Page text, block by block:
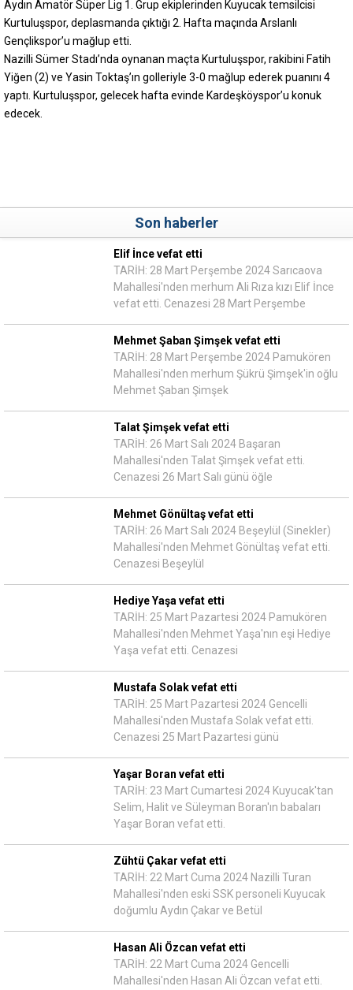
Aydın Amatör Süper Lig 1. Grup ekiplerinden Kuyucak temsilcisi
Kurtuluşspor, deplasmanda çıktığı 2. Hafta maçında Arslanlı
Gençlikspor’u mağlup etti.
Nazilli Sümer Stadı’nda oynanan maçta Kurtuluşspor, rakibini Fatih
Yiğen (2) ve Yasin Toktaş’ın golleriyle 3-0 mağlup ederek puanını 4
yaptı. Kurtuluşspor, gelecek hafta evinde Kardeşköyspor’u konuk
edecek.
Son haberler
Elif İnce vefat etti
TARİH: 28 Mart Perşembe 2024 Sarıcaova
Mahallesi'nden merhum Ali Rıza kızı Elif İnce
vefat etti. Cenazesi 28 Mart Perşembe
Mehmet Şaban Şimşek vefat etti
TARİH: 28 Mart Perşembe 2024 Pamukören
Mahallesi'nden merhum Şükrü Şimşek'in oğlu
Mehmet Şaban Şimşek
Talat Şimşek vefat etti
TARİH: 26 Mart Salı 2024 Başaran
Mahallesi'nden Talat Şimşek vefat etti.
Cenazesi 26 Mart Salı günü öğle
Mehmet Gönültaş vefat etti
TARİH: 26 Mart Salı 2024 Beşeylül (Sinekler)
Mahallesi'nden Mehmet Gönültaş vefat etti.
Cenazesi Beşeylül
Hediye Yaşa vefat etti
TARİH: 25 Mart Pazartesi 2024 Pamukören
Mahallesi'nden Mehmet Yaşa'nın eşi Hediye
Yaşa vefat etti. Cenazesi
Mustafa Solak vefat etti
TARİH: 25 Mart Pazartesi 2024 Gencelli
Mahallesi'nden Mustafa Solak vefat etti.
Cenazesi 25 Mart Pazartesi günü
Yaşar Boran vefat etti
TARİH: 23 Mart Cumartesi 2024 Kuyucak'tan
Selim, Halit ve Süleyman Boran'ın babaları
Yaşar Boran vefat etti.
Zühtü Çakar vefat etti
TARİH: 22 Mart Cuma 2024 Nazilli Turan
Mahallesi'nden eski SSK personeli Kuyucak
doğumlu Aydın Çakar ve Betül
Hasan Ali Özcan vefat etti
TARİH: 22 Mart Cuma 2024 Gencelli
Mahallesi'nden Hasan Ali Özcan vefat etti.